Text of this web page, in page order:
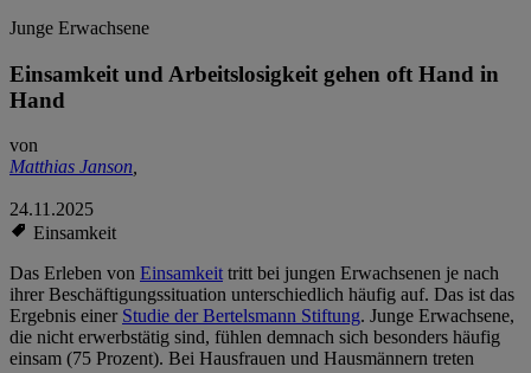
Junge Erwachsene
Einsamkeit und Arbeitslosigkeit gehen oft Hand in
Hand
von
Matthias Janson,
24.11.2025
Einsamkeit
Das Erleben von Einsamkeittritt bei jungen Erwachsenen je nach
ihrer Beschäftigungssituation unterschiedlich häufig auf. Das ist das
Ergebnis einer Studie der Bertelsmann Stiftung. Junge Erwachsene,
die nicht erwerbstätig sind, fühlen demnach sich besonders häufig
einsam (75 Prozent). Bei Hausfrauen und Hausmännern treten